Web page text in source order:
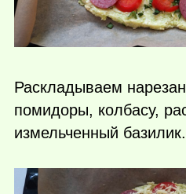
Раскладываем
помидоры, колбасу,
измельченный базилик.